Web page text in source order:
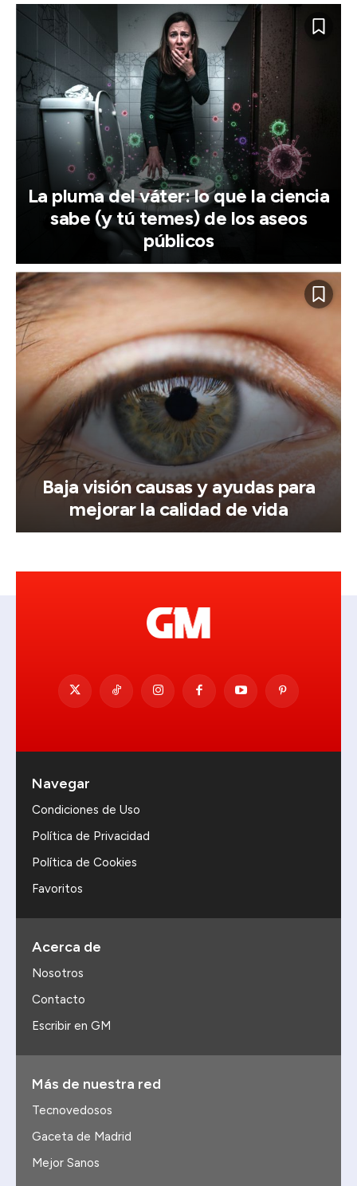
La pluma del váter: lo que la ciencia
sabe (y tú temes) de los aseos
públicos
Baja visión causas y ayudas para
mejorar la calidad de vida
Navegar
Condiciones de Uso
Política de Privacidad
Política de Cookies
Favoritos
Acerca de
Nosotros
Contacto
Escribir en GM
Más de nuestra red
Tecnovedosos
Gaceta de Madrid
Mejor Sanos